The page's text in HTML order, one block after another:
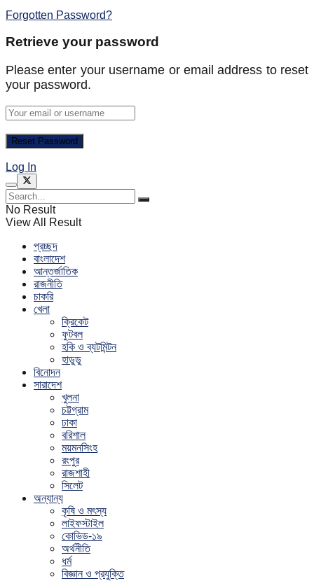
Forgotten Password?
Retrieve your password
Please enter your username or email address to reset
your password.
Log In
No Result
View All Result
প্রচ্ছদ
বাংলাদেশ
আন্তর্জাতিক
রাজনীতি
চাকরি
খেলা
ক্রিকেট
ফুটবল
হকি ও ব্যটমিন্টন
হাডুডু
বিনোদন
সারাদেশ
খুলনা
চট্টগ্রাম
ঢাকা
বরিশাল
ময়মনসিংহ
রংপুর
রাজশাহী
সিলেট
অন্যান্য
কৃষি ও মৎস্য
লাইফস্টাইল
কোভিড-১৯
অর্থনীতি
ধর্ম
বিজ্ঞান ও প্রযুক্তি